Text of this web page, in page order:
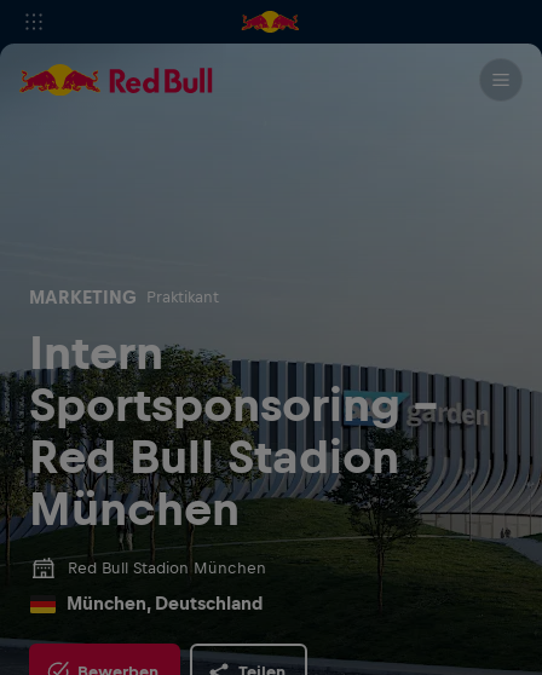
MARKETING Praktikant
Intern
Sportsponsoring -
Red Bull Stadion
München
Red Bull Stadion München
München, Deutschland